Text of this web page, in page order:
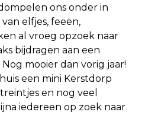
ons onder in
elfjes, feeën,
al vroeg opzoek naar
bijdragen aan een
mooier dan vorig jaar!
een mini Kerstdorp
en nog veel
iedereen op zoek naar